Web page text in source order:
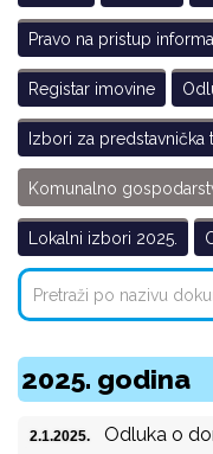
Pravo na pristup
Registar imovine
Izbori za predstavnička
Komunalno
Lokalni izbori 2025.
2025. godina
2.1.2025.
Odluka o